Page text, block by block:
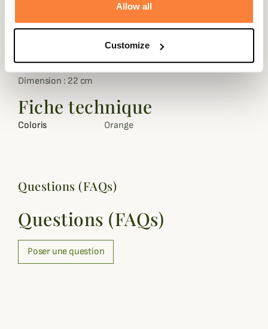
Allow all
Customize
en cuir pour la porter sur l'épaule.
Les cuirs utilisés par le célèbre maroquinier Alexandre
Mareuil sont de première qualité et sont fabriqués en
France.
Dimension : 22 cm
Fiche technique
Coloris Orange
Questions (FAQs)
Questions (FAQs)
Poser une question